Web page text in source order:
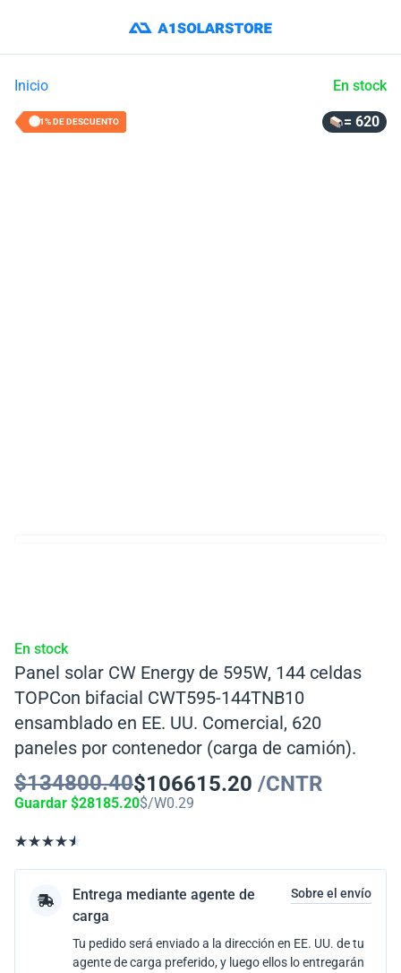
Inicio En stock
21% DE DESCUENTO = 620
En stock
Panel solar CW Energy de 595W, 144 celdas
TOPCon bifacial CWT595-144TNB10
ensamblado en EE. UU. Comercial, 620
paneles por contenedor (carga de camión).
$134800.40$106615.20 /CNTR
Guardar $28185.20$/W0.29
Entrega mediante agente de
carga
Sobre el envío
Tu pedido será enviado a la dirección en EE. UU. de tu
agente de carga preferido, y luego ellos lo entregarán